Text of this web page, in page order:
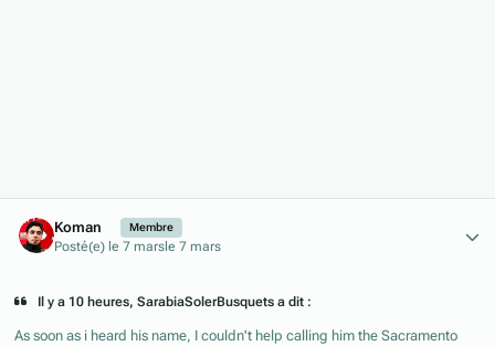
Koman Membre
Posté(e) le 7 mars le 7 mars
Il y a 10 heures, SarabiaSolerBusquets a dit :
As soon as i heard his name, I couldn't help calling him the Sacramento